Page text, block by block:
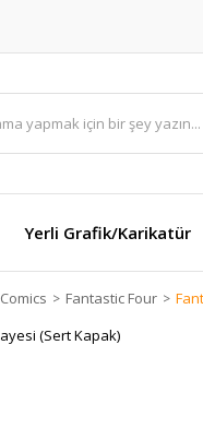
Yerli Grafik/Karikatür
Fantastic Four